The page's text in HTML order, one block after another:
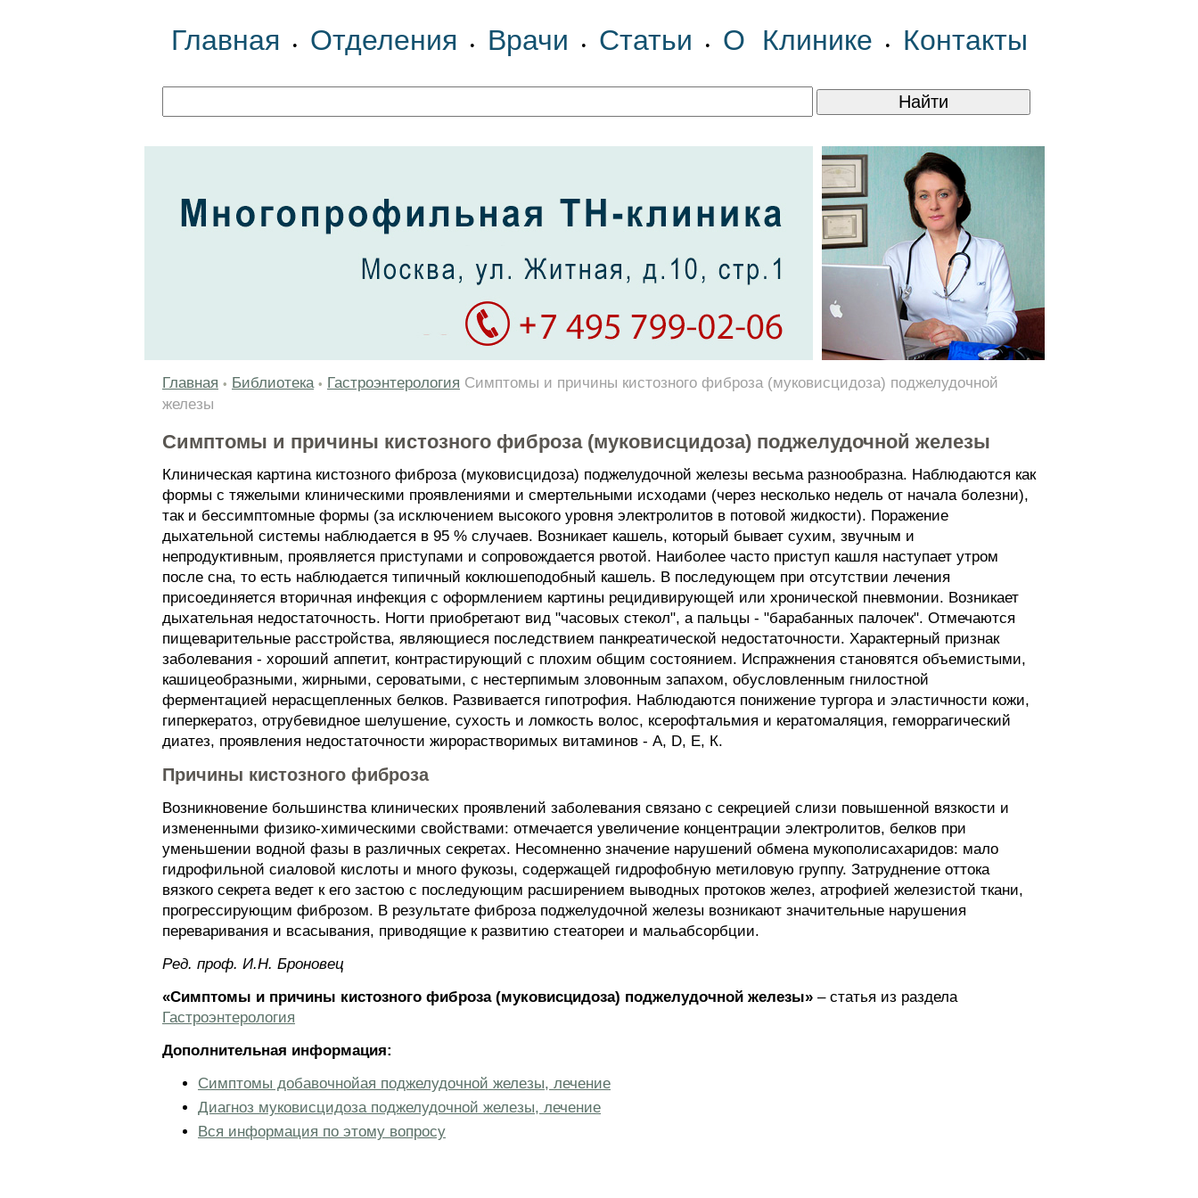
Главная • Отделения • Врачи • Статьи • О Клинике • Контакты
Главная • Библиотека • Гастроэнтерология Симптомы и причины кистозного фиброза (муковисцидоза) поджелудочной
железы
Симптомы и причины кистозного фиброза (муковисцидоза) поджелудочной железы
Клиническая картина кистозного фиброза (муковисцидоза) поджелудочной железы весьма разнообразна. Наблюдаются как
формы с тяжелыми клиническими проявлениями и смертельными исходами (через несколько недель от начала болезни),
так и бессимптомные формы (за исключением высокого уровня электролитов в потовой жидкости). Поражение
дыхательной системы наблюдается в 95 % случаев. Возникает кашель, который бывает сухим, звучным и
непродуктивным, проявляется приступами и сопровождается рвотой. Наиболее часто приступ кашля наступает утром
после сна, то есть наблюдается типичный коклюшеподобный кашель. В последующем при отсутствии лечения
присоединяется вторичная инфекция с оформлением картины рецидивирующей или хронической пневмонии. Возникает
дыхательная недостаточность. Ногти приобретают вид "часовых стекол", а пальцы - "барабанных палочек". Отмечаются
пищеварительные расстройства, являющиеся последствием панкреатической недостаточности. Характерный признак
заболевания - хороший аппетит, контрастирующий с плохим общим состоянием. Испражнения становятся объемистыми,
кашицеобразными, жирными, сероватыми, с нестерпимым зловонным запахом, обусловленным гнилостной
ферментацией нерасщепленных белков. Развивается гипотрофия. Наблюдаются понижение тургора и эластичности кожи,
гиперкератоз, отрубевидное шелушение, сухость и ломкость волос, ксерофтальмия и кератомаляция, геморрагический
диатез, проявления недостаточности жирорастворимых витаминов - A, D, Е, К.
Причины кистозного фиброза
Возникновение большинства клинических проявлений заболевания связано с секрецией слизи повышенной вязкости и
измененными физико-химическими свойствами: отмечается увеличение концентрации электролитов, белков при
уменьшении водной фазы в различных секретах. Несомненно значение нарушений обмена мукополисахаридов: мало
гидрофильной сиаловой кислоты и много фукозы, содержащей гидрофобную метиловую группу. Затруднение оттока
вязкого секрета ведет к его застою с последующим расширением выводных протоков желез, атрофией железистой ткани,
прогрессирующим фиброзом. В результате фиброза поджелудочной железы возникают значительные нарушения
переваривания и всасывания, приводящие к развитию стеатореи и мальабсорбции.
Ред. проф. И.Н. Броновец
«Симптомы и причины кистозного фиброза (муковисцидоза) поджелудочной железы» – статья из раздела
Гастроэнтерология
Дополнительная информация:
Симптомы добавочнойая поджелудочной железы, лечение
Диагноз муковисцидоза поджелудочной железы, лечение
Вся информация по этому вопросу